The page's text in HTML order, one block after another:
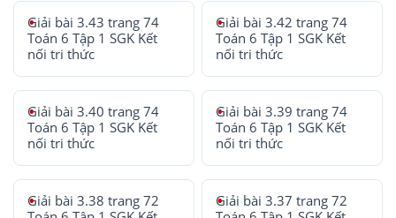
Giải bài 3.43 trang 74
Toán 6 Tập 1 SGK Kết
nối tri thức
Giải bài 3.42 trang 74
Toán 6 Tập 1 SGK Kết
nối tri thức
Giải bài 3.40 trang 74
Toán 6 Tập 1 SGK Kết
nối tri thức
Giải bài 3.39 trang 74
Toán 6 Tập 1 SGK Kết
nối tri thức
Giải bài 3.38 trang 72
Giải bài 3.37 trang 72